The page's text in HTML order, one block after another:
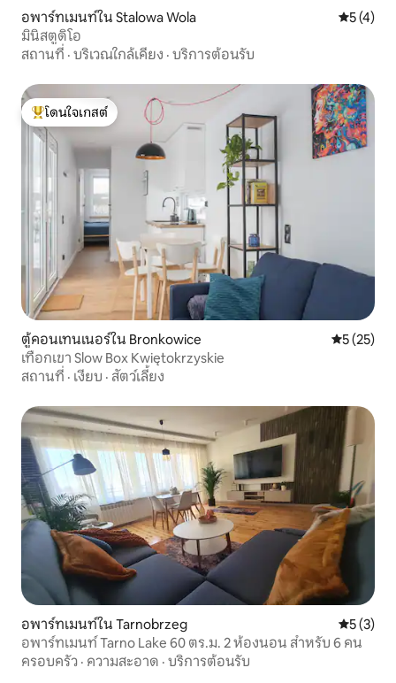
อพาร์ทเมนท์ใน Stalowa Wola คะแนนเฉ
5 (4)
มินิสตูดิโอ
สถานที่ · บริเวณใกล้เคียง · บริการต้อนรับ
โดนใจเกสต์ที่สุด
โดนใจเกสต์
ตู้คอนเทนเนอร์ใน Bronkowice คะแนนเฉลี่
5 (25)
เทือกเขา Slow Box Κwiętokrzyskie
สถานที่ · เงียบ · สัตว์เลี้ยง
อพาร์ทเมนท์ใน Tarnobrzeg คะแนนเฉ
5 (3)
อพาร์ทเมนท์ Tarno Lake 60 ตร.ม. 2 ห้องนอน สำหรับ 6 คน
ครอบครัว · ความสะอาด · บริการต้อนรับ